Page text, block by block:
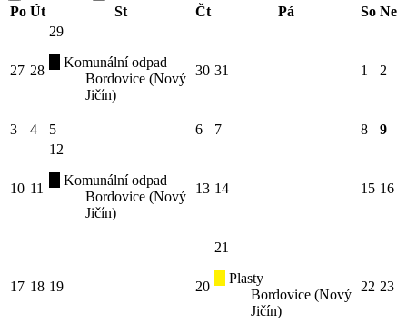
Po Út St Čt Pá So Ne
27 28
29
Komunální odpad
Bordovice (Nový
Jičín)
30 31 1 2
3 4 5 6 7 8 9
10 11
12
Komunální odpad
Bordovice (Nový
Jičín)
13 14 15 16
17 18 19 20
21
Plasty
Bordovice (Nový
Jičín)
22 23